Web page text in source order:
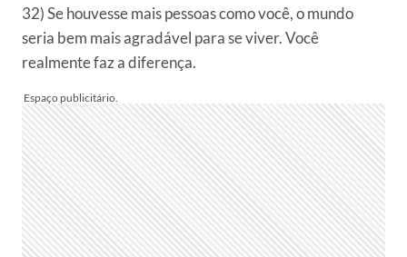
32) Se houvesse mais pessoas como você, o mundo
seria bem mais agradável para se viver. Você
realmente faz a diferença.